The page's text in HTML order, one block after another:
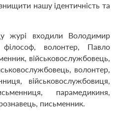
нашу ідентичність та
журі входили Володимир
волонтер, Павло
військовослужбовець,
волонтер,
військовослужбовиця,
парамедикиня,
письменник.